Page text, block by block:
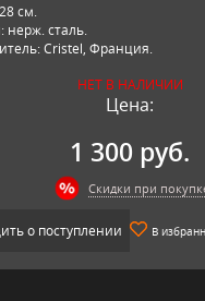
см.
нерж. сталь.
Cristel, Франция.
НЕТ В НАЛИЧИИ
Цена:
1 300 руб.
Скидки при
о поступлении В